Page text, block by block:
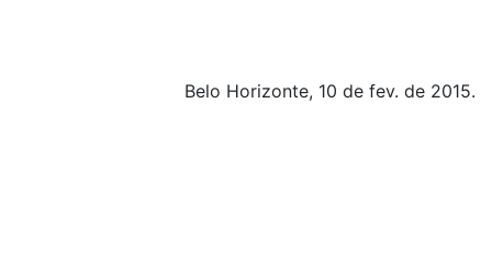
Belo Horizonte, 10 de fev. de 2015.